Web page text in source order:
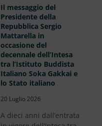
Il messaggio del
Presidente della
Repubblica Sergio
Mattarella in
occasione del
decennale dell’Intesa
tra l’Istituto Buddista
Italiano Soka Gakkai e
lo Stato italiano
20 Luglio 2026
A dieci anni dall’entrata